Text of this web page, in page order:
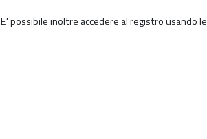
E' possibile inoltre accedere al registro usando le